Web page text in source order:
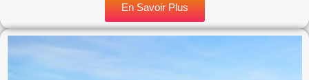
En Savoir Plus